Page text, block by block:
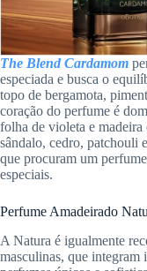
The Blend Cardamom
especiada e busca o
topo de bergamota,
coração do perfume é
folha de violeta e
sândalo, cedro, patchouli
que procuram um
especiais.
Perfume Amadeirado
A Natura é igualmente
masculinas, que integram